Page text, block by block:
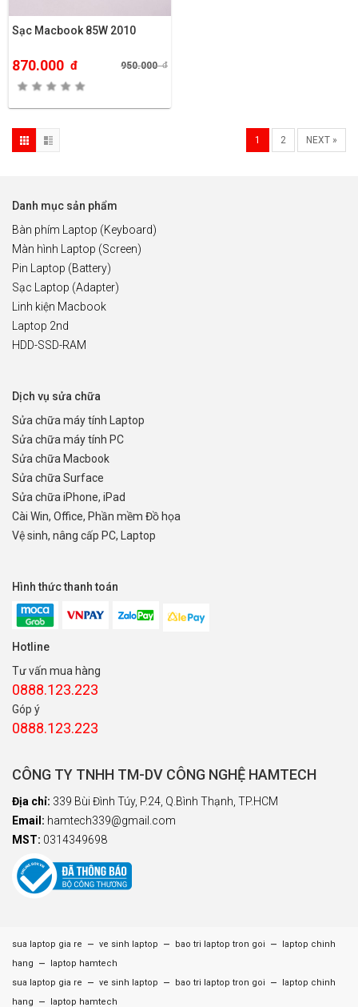
Sạc Macbook 85W 2010
870.000 đ 950.000đ
1 2 NEXT »
Danh mục sản phẩm
Bàn phím Laptop (Keyboard)
Màn hình Laptop (Screen)
Pin Laptop (Battery)
Sạc Laptop (Adapter)
Linh kiện Macbook
Laptop 2nd
HDD-SSD-RAM
Dịch vụ sửa chữa
Sửa chữa máy tính Laptop
Sửa chữa máy tính PC
Sửa chữa Macbook
Sửa chữa Surface
Sửa chữa iPhone, iPad
Cài Win, Office, Phần mềm Đồ họa
Vệ sinh, nâng cấp PC, Laptop
Hình thức thanh toán
Hotline
Tư vấn mua hàng
0888.123.223
Góp ý
0888.123.223
CÔNG TY TNHH TM-DV CÔNG NGHỆ HAMTECH
Địa chỉ: 339 Bùi Đình Túy, P.24, Q.Bình Thạnh, TP.HCM
Email: hamtech339@gmail.com
MST: 0314349698
sua laptop gia re – ve sinh laptop – bao tri laptop tron goi –
laptop chinh
hang
–
laptop hamtech
sua laptop gia re
– ve sinh laptop – bao tri laptop tron goi –
laptop chinh
hang
– laptop hamtech